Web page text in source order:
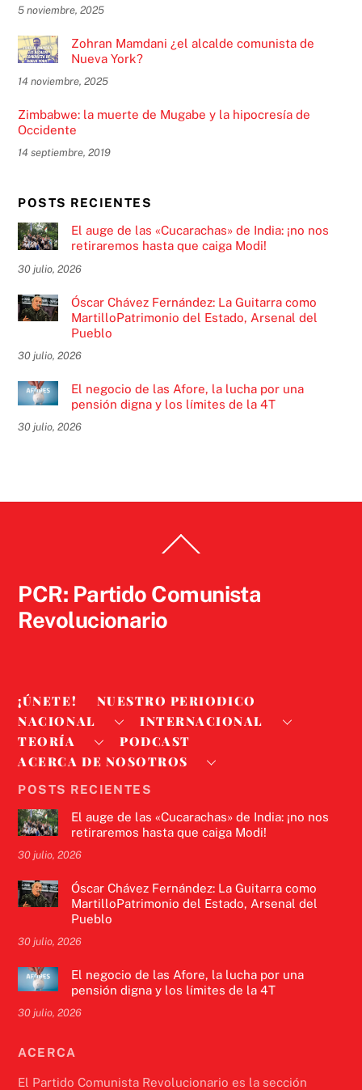
5 noviembre, 2025
Zohran Mamdani ¿el alcalde comunista de
Nueva York?
14 noviembre, 2025
Zimbabwe: la muerte de Mugabe y la hipocresía de
Occidente
14 septiembre, 2019
POSTS RECIENTES
El auge de las «Cucarachas» de India: ¡no nos
retiraremos hasta que caiga Modi!
30 julio, 2026
Óscar Chávez Fernández: La Guitarra como
MartilloPatrimonio del Estado, Arsenal del
Pueblo
30 julio, 2026
El negocio de las Afore, la lucha por una
pensión digna y los límites de la 4T
30 julio, 2026
To
PCR: Partido Comunista
Revolucionario
¡ÚNETE!
NUESTRO PERIODICO
NACIONAL
INTERNACIONAL
TEORÍA
PODCAST
ACERCA DE NOSOTROS
POSTS RECIENTES
El auge de las «Cucarachas» de India: ¡no nos
retiraremos hasta que caiga Modi!
30 julio, 2026
Óscar Chávez Fernández: La Guitarra como
MartilloPatrimonio del Estado, Arsenal del
Pueblo
30 julio, 2026
El negocio de las Afore, la lucha por una
pensión digna y los límites de la 4T
30 julio, 2026
ACERCA
El Partido Comunista Revolucionario es la sección